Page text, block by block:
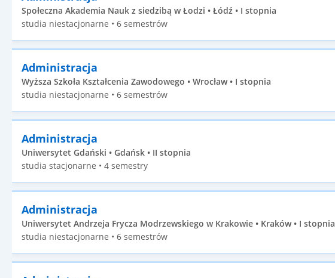
Społeczna Akademia Nauk z siedzibą w Łodzi • Łódź • I stopnia
studia niestacjonarne • 6 semestrów
Administracja
Wyższa Szkoła Kształcenia Zawodowego • Wrocław • I stopnia
studia niestacjonarne • 6 semestrów
Administracja
Uniwersytet Gdański • Gdańsk • II stopnia
studia stacjonarne • 4 semestry
Administracja
Uniwersytet Andrzeja Frycza Modrzewskiego w Krakowie • Kraków • I stopnia
studia niestacjonarne • 6 semestrów